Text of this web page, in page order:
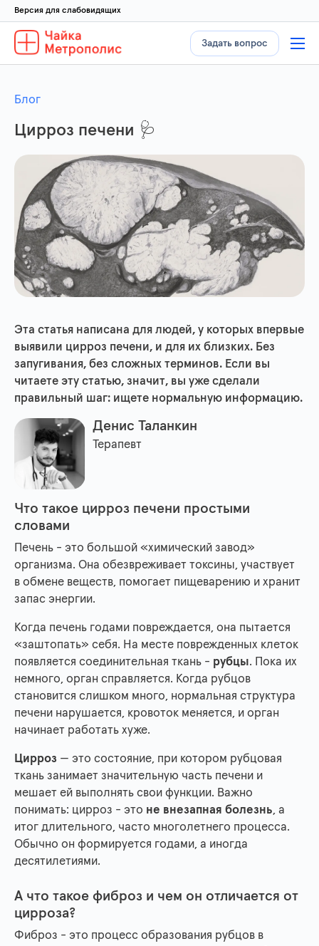
Версия для слабовидящих
Задать вопрос
Блог
Цирроз печени 🩺
Эта статья написана для людей, у которых впервые
выявили цирроз печени, и для их близких. Без
запугивания, без сложных терминов. Если вы
читаете эту статью, значит, вы уже сделали
правильный шаг: ищете нормальную информацию.
Денис Таланкин
Терапевт
Что такое цирроз печени простыми
словами
Печень - это большой «химический завод»
организма. Она обезвреживает токсины, участвует
в обмене веществ, помогает пищеварению и хранит
запас энергии.
Когда печень годами повреждается, она пытается
«заштопать» себя. На месте поврежденных клеток
появляется соединительная ткань - рубцы. Пока их
немного, орган справляется. Когда рубцов
становится слишком много, нормальная структура
печени нарушается, кровоток меняется, и орган
начинает работать хуже.
Цирроз — это состояние, при котором рубцовая
ткань занимает значительную часть печени и
мешает ей выполнять свои функции. Важно
понимать: цирроз - это не внезапная болезнь, а
итог длительного, часто многолетнего процесса.
Обычно он формируется годами, а иногда
десятилетиями.
А что такое фиброз и чем он отличается от
цирроза?
Фиброз - это процесс образования рубцов в